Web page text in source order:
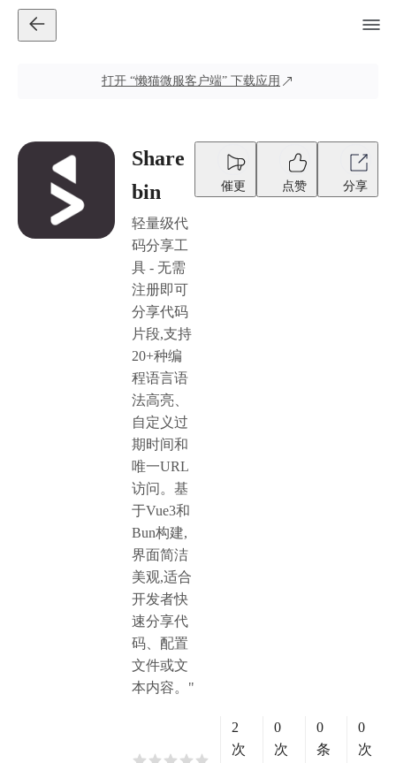
打开 “懒猫微服客户端” 下载应用
Share
bin
轻量级代
码分享工
具 - 无需
注册即可
分享代码
片段,支持
20+种编
程语言语
法高亮、
自定义过
期时间和
唯一URL
访问。基
于Vue3和
Bun构建,
界面简洁
美观,适合
开发者快
速分享代
码、配置
文件或文
本内容。"
催更 点赞 分享
2
次
0
次
0
条
0
次